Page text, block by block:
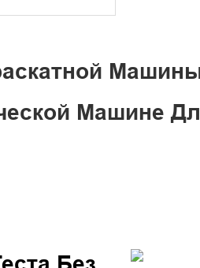
Машине